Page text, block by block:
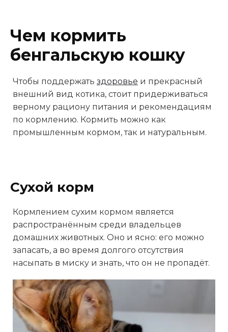
Чем кормить
бенгальскую кошку
Чтобы поддержать здоровье и прекрасный
внешний вид котика, стоит придерживаться
верному рациону питания и рекомендациям
по кормлению. Кормить можно как
промышленным кормом, так и натуральным.
Сухой корм
Кормлением сухим кормом является
распространённым среди владельцев
домашних животных. Оно и ясно: его можно
запасать, а во время долгого отсутствия
насыпать в миску и знать, что он не пропадёт.